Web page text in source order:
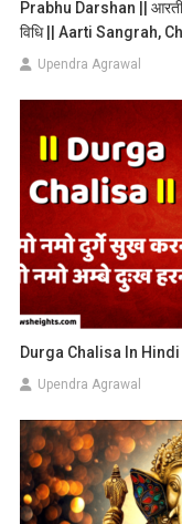
Prabhu Darshan || आरती,
विधि || Aarti Sangrah,
Upendra Agrawal
Durga Chalisa In Hindi ||
Upendra Agrawal